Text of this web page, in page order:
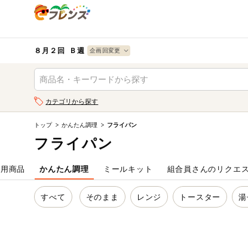
ログイン
生協加入はこちら
登録から開始まで
８月２回 Ｂ週
果物
肉・ハム・ソ
ーセージ
魚介・加工品
米・雑穀など
果物すべて
カテゴリから探す
検索条件を指定してください。全項目に条件を指定し
キーワード
キーワードをすべて含む
いずれかのキーワードを含む
メーカー名
トップ かんたん調理 フライパン
フライパン
商品 かんたん調理 ミールキット 組合員さんのリクエ
すべて そのまま レンジ トースター 湯